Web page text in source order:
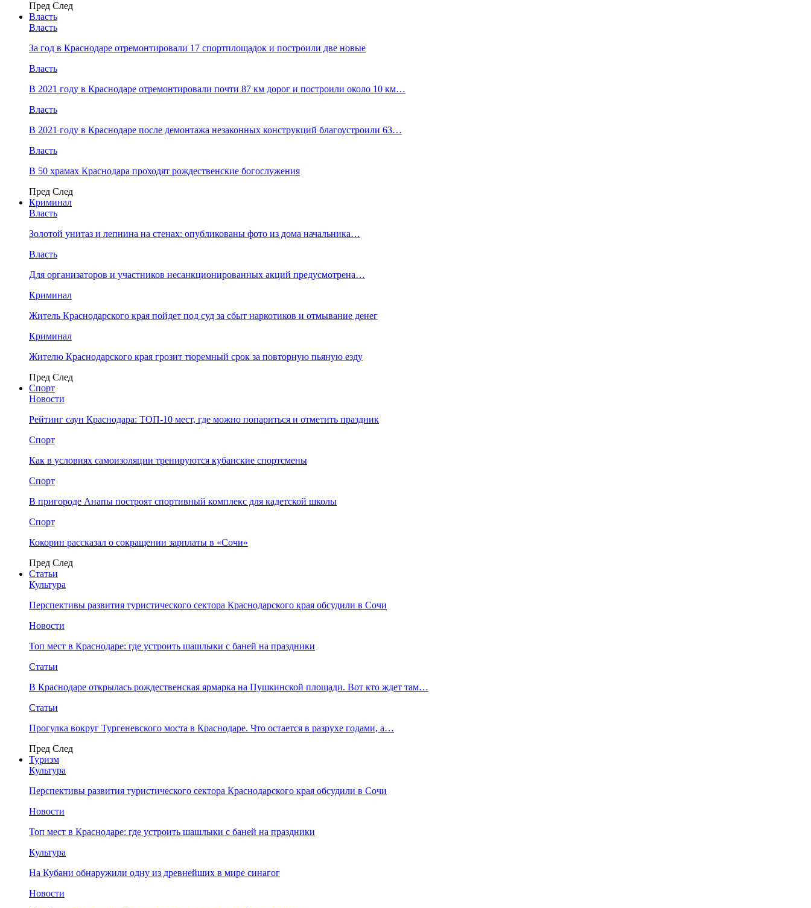
Пред След
Власть
Власть
За год в Краснодаре отремонтировали 17 спортплощадок и построили две новые
Власть
В 2021 году в Краснодаре отремонтировали почти 87 км дорог и построили около 10 км…
Власть
В 2021 году в Краснодаре после демонтажа незаконных конструкций благоустроили 63…
Власть
В 50 храмах Краснодара проходят рождественские богослужения
Пред След
Криминал
Власть
​Золотой унитаз и лепнина на стенах: опубликованы фото из дома начальника…
Власть
Для организаторов и участников несанкционированных акций предусмотрена…
Криминал
Житель Краснодарского края пойдет под суд за сбыт наркотиков и отмывание денег
Криминал
Жителю Краснодарского края грозит тюремный срок за повторную пьяную езду
Пред След
Спорт
Новости
Рейтинг саун Краснодара: ТОП-10 мест, где можно попариться и отметить праздник
Спорт
Как в условиях самоизоляции тренируются кубанские спортсмены
Спорт
В пригороде Анапы построят спортивный комплекс для кадетской школы
Спорт
Кокорин рассказал о сокращении зарплаты в «Сочи»
Пред След
Статьи
Культура
Перспективы развития туристического сектора Краснодарского края обсудили в Сочи
Новости
Топ мест в Краснодаре: где устроить шашлыки с баней на праздники
Статьи
В Краснодаре открылась рождественская ярмарка на Пушкинской площади. Вот кто ждет там…
Статьи
Прогулка вокруг Тургеневского моста в Краснодаре. Что остается в разрухе годами, а…
Пред След
Туризм
Культура
Перспективы развития туристического сектора Краснодарского края обсудили в Сочи
Новости
Топ мест в Краснодаре: где устроить шашлыки с баней на праздники
Культура
На Кубани обнаружили одну из древнейших в мире синагог
Новости